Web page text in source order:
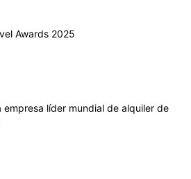
Awards 2025
empresa líder mundial de alquiler de